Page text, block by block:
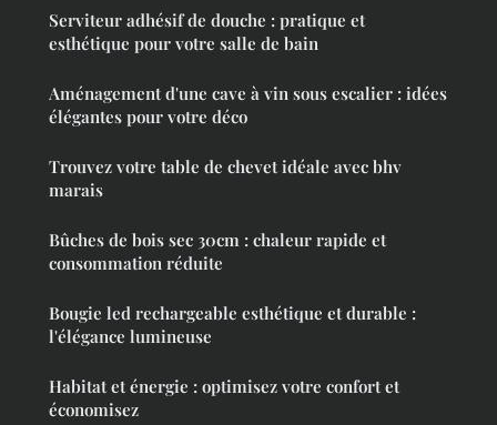
Serviteur adhésif de douche : pratique et
esthétique pour votre salle de bain
Aménagement d'une cave à vin sous escalier : idées
élégantes pour votre déco
Trouvez votre table de chevet idéale avec bhv
marais
Bûches de bois sec 30cm : chaleur rapide et
consommation réduite
Bougie led rechargeable esthétique et durable :
l'élégance lumineuse
Habitat et énergie : optimisez votre confort et
économisez